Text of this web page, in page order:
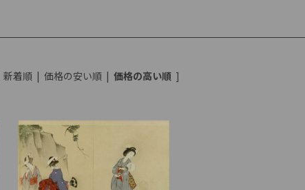
新着順 | 価格の安い順 | 価格の高い順 ]